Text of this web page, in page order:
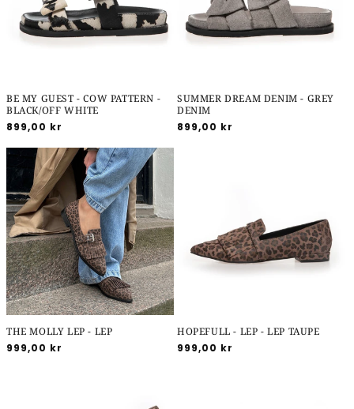
BE MY GUEST - COW PATTERN -
BLACK/OFF WHITE
Normalpris
899,00 kr
SUMMER DREAM DENIM - GREY
DENIM
Normalpris
899,00 kr
THE MOLLY LEP - LEP
Normalpris
999,00 kr
HOPEFULL - LEP - LEP TAUPE
Normalpris
999,00 kr